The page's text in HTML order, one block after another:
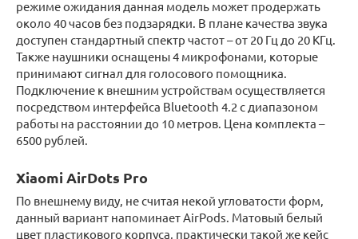
режиме ожидания данная модель может продержать
около 40 часов без подзарядки. В плане качества звука
доступен стандартный спектр частот – от 20 Гц до 20 КГц.
Также наушники оснащены 4 микрофонами, которые
принимают сигнал для голосового помощника.
Подключение к внешним устройствам осуществляется
посредством интерфейса Bluetooth 4.2 с диапазоном
работы на расстоянии до 10 метров. Цена комплекта –
6500 рублей.
Xiaomi AirDots Pro
По внешнему виду, не считая некой угловатости форм,
данный вариант напоминает AirPods. Матовый белый
цвет пластикового корпуса, практически такой же кейс